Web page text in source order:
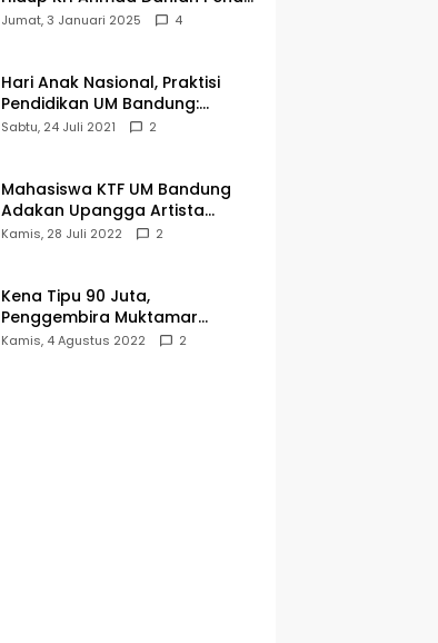
Muhammadiyah
Jumat, 3 Januari 2025 4
Hari Anak Nasional, Praktisi
Pendidikan UM Bandung:
Mereka Generasi Penerus
Sabtu, 24 Juli 2021 2
Mahasiswa KTF UM Bandung
Adakan Upangga Artista
Exhibition, Ini Salah Satu
Kamis, 28 Juli 2022 2
Kena Tipu 90 Juta,
Penggembira Muktamar
Muhammadiyah Aisyiyah Asal
Kamis, 4 Agustus 2022 2